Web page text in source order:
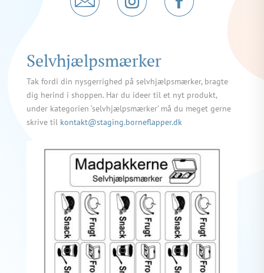
Selvhjælpsmærker
Tak fordi din nysgerrighed på selvhjælpsmærker, bragte
dig herind i shoppen. Har du ideer til et nyt produkt,
under kategorien ‘selvhjælpsmærker’ må du meget gerne
skrive til kontakt@staging.borneflapper.dk